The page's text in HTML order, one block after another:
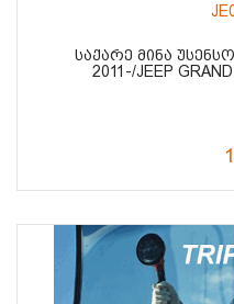
ᲡᲐᲥᲐᲠᲔ ᲛᲘᲜᲐ
2011-/JEEP